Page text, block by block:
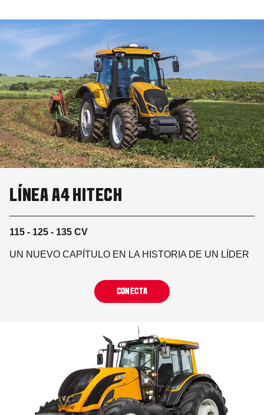
LÍNEA A4 HITECH
115 - 125 - 135 CV
UN NUEVO CAPÍTULO EN LA HISTORIA DE UN LÍDER
CONECTA